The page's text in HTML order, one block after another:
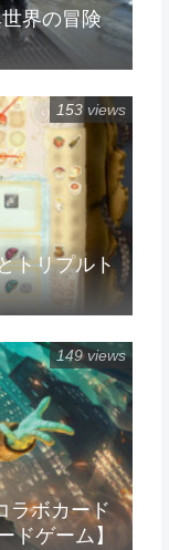
界の冒険
トリプルト
153 views
ラボカード
ドゲーム】
149 views